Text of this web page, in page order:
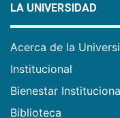
LA UNIVERSIDAD
Acerca de la
Institucional
Bienestar
Biblioteca